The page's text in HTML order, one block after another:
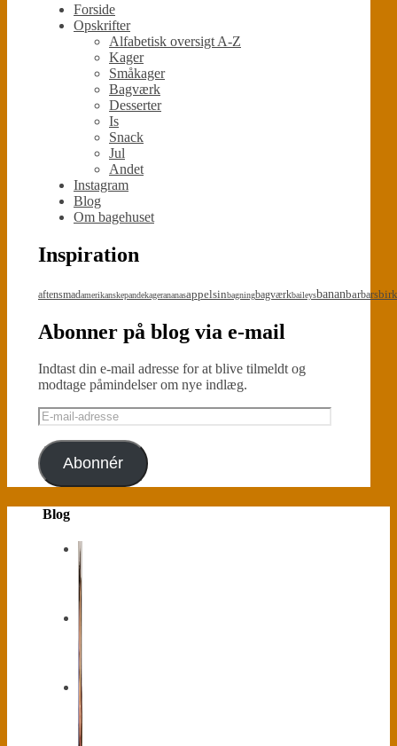
Forside
Opskrifter
Alfabetisk oversigt A-Z
Kager
Småkager
Bagværk
Desserter
Is
Snack
Jul
Andet
Instagram
Blog
Om bagehuset
Inspiration
aftensmadamerikanskepandekagerananasappelsinbagningbagværkbaileysbananbarbars
Abonner på blog via e-mail
Indtast din e-mail adresse for at blive tilmeldt og
modtage påmindelser om nye indlæg.
E-
mail-
adresse
Abonnér
Blog